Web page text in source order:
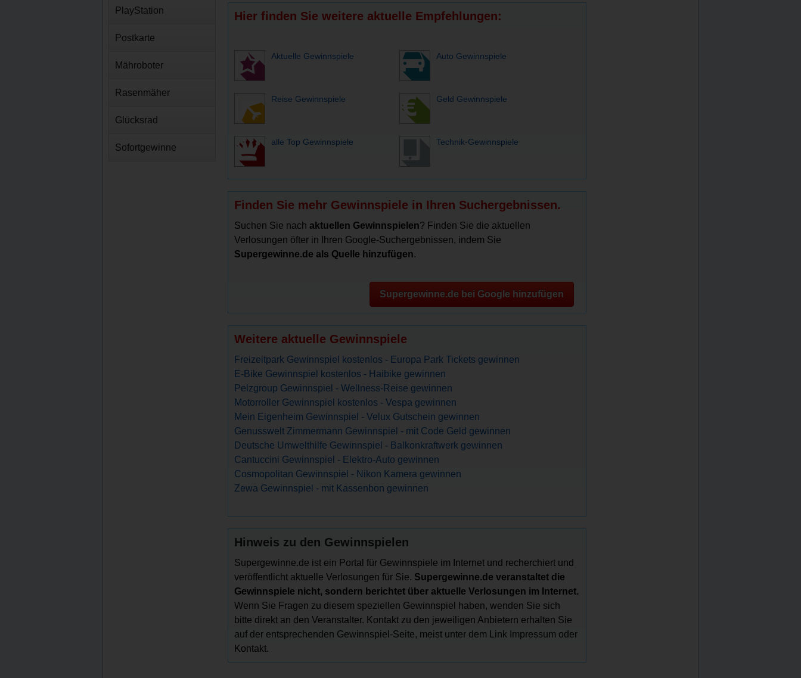
Hier finden Sie weitere aktuelle Empfehlungen:
Aktuelle Gewinnspiele Auto Gewinnspiele
Reise Gewinnspiele Geld Gewinnspiele
alle Top Gewinnspiele Technik-Gewinnspiele
Finden Sie mehr Gewinnspiele in Ihren Suchergebnissen.
Suchen Sie nach aktuellen Gewinnspielen? Finden Sie die aktuellen
Verlosungen öfter in Ihren Google-Suchergebnissen, indem Sie
Supergewinne.de als Quelle hinzufügen.
Supergewinne.de bei Google hinzufügen
Weitere aktuelle Gewinnspiele
Freizeitpark Gewinnspiel kostenlos - Europa Park Tickets gewinnen
E-Bike Gewinnspiel kostenlos - Haibike gewinnen
Pelzgroup Gewinnspiel - Wellness-Reise gewinnen
Motorroller Gewinnspiel kostenlos - Vespa gewinnen
Mein Eigenheim Gewinnspiel - Velux Gutschein gewinnen
Genusswelt Zimmermann Gewinnspiel - mit Code Geld gewinnen
Deutsche Umwelthilfe Gewinnspiel - Balkonkraftwerk gewinnen
Cantuccini Gewinnspiel - Elektro-Auto gewinnen
Cosmopolitan Gewinnspiel - Nikon Kamera gewinnen
Zewa Gewinnspiel - mit Kassenbon gewinnen
Hinweis zu den Gewinnspielen
Supergewinne.de ist ein Portal für Gewinnspiele im Internet und recherchiert und
veröffentlicht aktuelle Verlosungen für Sie. Supergewinne.de veranstaltet die
Gewinnspiele nicht, sondern berichtet über aktuelle Verlosungen im Internet.
Wenn Sie Fragen zu diesem speziellen Gewinnspiel haben, wenden Sie sich
bitte direkt an den Veranstalter. Kontakt zu den jeweiligen Anbietern erhalten Sie
auf der entsprechenden Gewinnspiel-Seite, meist unter dem Link Impressum oder
Kontakt.
PlayStation
Postkarte
Mähroboter
Rasenmäher
Glücksrad
Sofortgewinne